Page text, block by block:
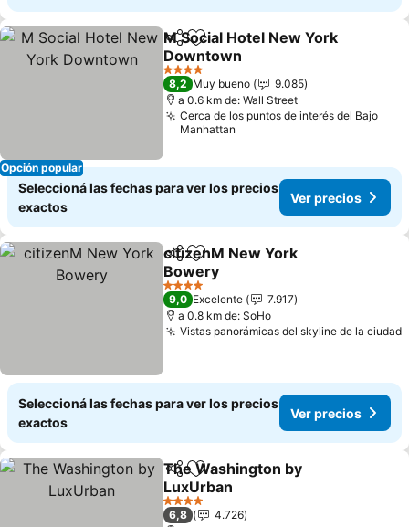
Opción popular
CompartirAñadir a favoritos
M Social Hotel New York
Downtown
Ver precios
4 Estrellas
8,2 Muy bueno
9.085
a 0.6 km de: Wall Street
Cerca de los puntos de interés del Bajo
Manhattan
Seleccioná las fechas para ver los precios
exactos
Ver precios
CompartirAñadir a favoritos
citizenM New York
Bowery
Ver precios
4 Estrellas
9,0 Excelente
7.917
a 0.8 km de: SoHo
Vistas panorámicas del skyline de la ciudad
Seleccioná las fechas para ver los precios
exactos
Ver precios
Compartir
Añadir a favoritos
The Washington by
LuxUrban
Ver precios
4 Estrellas
6,8
4.726